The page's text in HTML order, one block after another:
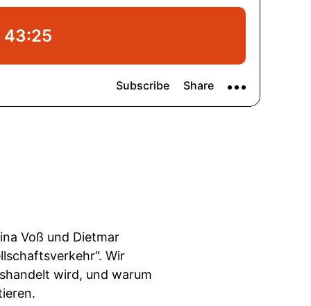
Voß und Dietmar
Wir
wird, und warum